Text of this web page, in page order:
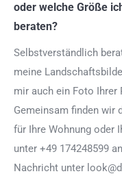
oder welche Größe
beraten?
Selbstverständlich
meine
mir auch ein Foto Ihrer
Gemeinsam finden wir
für Ihre Wohnung oder
unter +49 174248599
Nachricht unter